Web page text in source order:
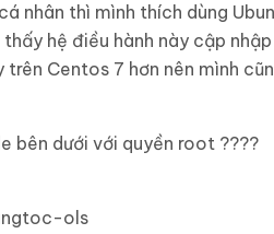
nhân thì mình thích dùng
hệ điều hành này cập nhập
Centos 7 hơn nên mình
bên dưới với quyền root ????
ols